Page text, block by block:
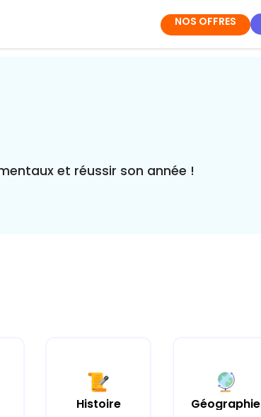
NOS OFFRES
et réussir son année !
Histoire Géographie